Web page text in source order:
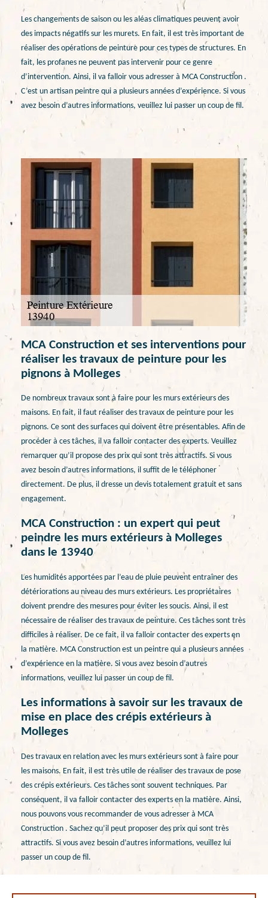
Les changements de saison ou les aléas climatiques peuvent avoir
des impacts négatifs sur les murets. En fait, il est très important de
réaliser des opérations de peinture pour ces types de structures. En
fait, les profanes ne peuvent pas intervenir pour ce genre
d’intervention. Ainsi, il va falloir vous adresser à MCA Construction .
C’est un artisan peintre qui a plusieurs années d’expérience. Si vous
avez besoin d’autres informations, veuillez lui passer un coup de fil.
MCA Construction et ses interventions pour
réaliser les travaux de peinture pour les
pignons à Molleges
De nombreux travaux sont à faire pour les murs extérieurs des
maisons. En fait, il faut réaliser des travaux de peinture pour les
pignons. Ce sont des surfaces qui doivent être présentables. Afin de
procéder à ces tâches, il va falloir contacter des experts. Veuillez
remarquer qu’il propose des prix qui sont très attractifs. Si vous
avez besoin d’autres informations, il suffit de le téléphoner
directement. De plus, il dresse un devis totalement gratuit et sans
engagement.
MCA Construction : un expert qui peut
peindre les murs extérieurs à Molleges
dans le 13940
Les humidités apportées par l’eau de pluie peuvent entraîner des
détériorations au niveau des murs extérieurs. Les propriétaires
doivent prendre des mesures pour éviter les soucis. Ainsi, il est
nécessaire de réaliser des travaux de peinture. Ces tâches sont très
difficiles à réaliser. De ce fait, il va falloir contacter des experts en
la matière. MCA Construction est un peintre qui a plusieurs années
d’expérience en la matière. Si vous avez besoin d’autres
informations, veuillez lui passer un coup de fil.
Les informations à savoir sur les travaux de
mise en place des crépis extérieurs à
Molleges
Des travaux en relation avec les murs extérieurs sont à faire pour
les maisons. En fait, il est très utile de réaliser des travaux de pose
des crépis extérieurs. Ces tâches sont souvent techniques. Par
conséquent, il va falloir contacter des experts en la matière. Ainsi,
nous pouvons vous recommander de vous adresser à MCA
Construction . Sachez qu’il peut proposer des prix qui sont très
attractifs. Si vous avez besoin d’autres informations, veuillez lui
passer un coup de fil.